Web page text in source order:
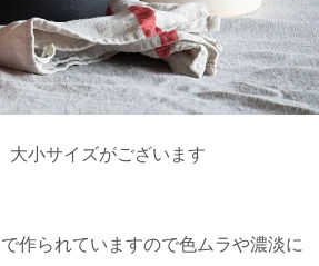
大小サイズがございます
作られていますので色ムラや濃淡に